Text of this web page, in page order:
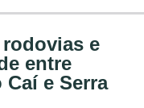
e
entre
e Serra